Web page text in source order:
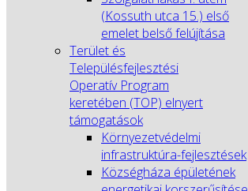
(Kossuth utca 15.) első
emelet belső felújítása
Terület és
Településfejlesztési
Operatív Program
keretében (TOP) elnyert
támogatások
Környezetvédelmi
infrastruktúra-fejlesztések
Községháza épületének